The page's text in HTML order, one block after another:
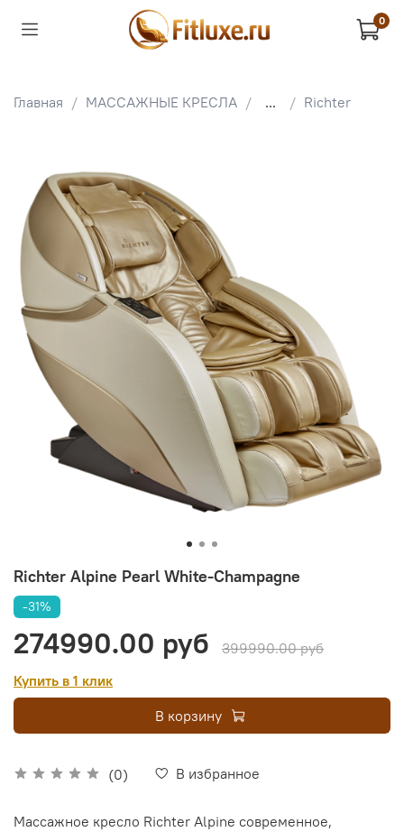
0
Главная МАССАЖНЫЕ КРЕСЛА ... Richter
Richter Alpine Pearl White-Champagne
(0) В избранное
-31%
274990.00 руб
399990.00 руб
Купить в 1 клик
В корзину
Массажное кресло Richter Alpine современное,